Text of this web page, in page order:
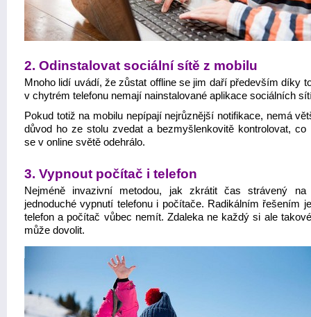
2. Odinstalovat sociální sítě z mobilu
Mnoho lidí uvádí, že zůstat offline se jim daří především díky
v chytrém telefonu nemají nainstalované aplikace sociálních
Pokud totiž na mobilu nepípají nejrůznější notifikace, nemá
důvod ho ze stolu zvedat a bezmyšlenkovitě kontrolovat, co
se v online světě odehrálo.
3. Vypnout počítač i telefon
Nejméně invazivní metodou, jak zkrátit čas strávený
jednoduché vypnutí telefonu i počítače. Radikálním řešením
telefon a počítač vůbec nemít. Zdaleka ne každý si ale
může dovolit.